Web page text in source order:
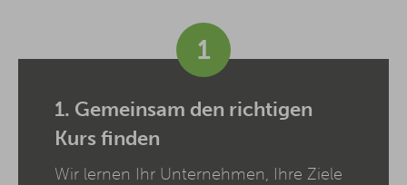
1
1. Gemeinsam den richtigen
Kurs finden
Wir lernen Ihr Unternehmen, Ihre Ziele